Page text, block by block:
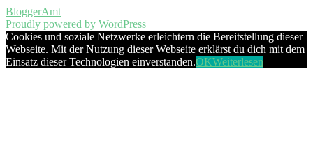
BloggerAmt
Proudly powered by WordPress
Cookies und soziale Netzwerke erleichtern die Bereitstellung dieser
Webseite. Mit der Nutzung dieser Webseite erklärst du dich mit dem
Einsatz dieser Technologien einverstanden.OKWeiterlesen